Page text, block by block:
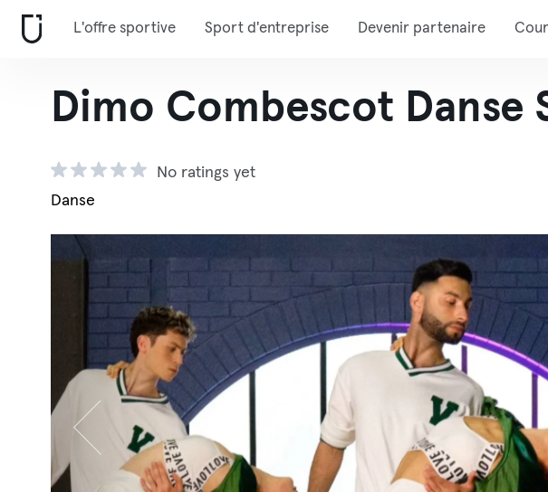
L'offre sportive Sport d'entreprise Devenir partenaire
Dimo Combescot Danse
No ratings yet
Danse